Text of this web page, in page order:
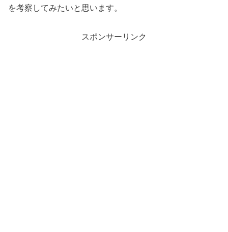
を考察してみたいと思います。
スポンサーリンク